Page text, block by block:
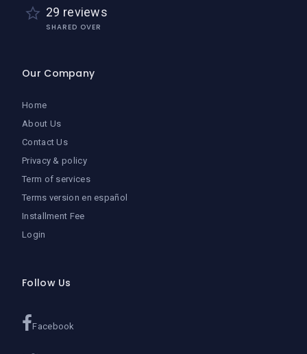
29 reviews
SHARED OVER
Our Company
Home
About Us
Contact Us
Privacy & policy
Term of services
Terms version en español
Installment Fee
Login
Follow Us
Facebook